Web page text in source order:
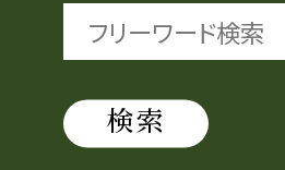
徳川家康と名古屋の関係
家康関連 史跡 一覧